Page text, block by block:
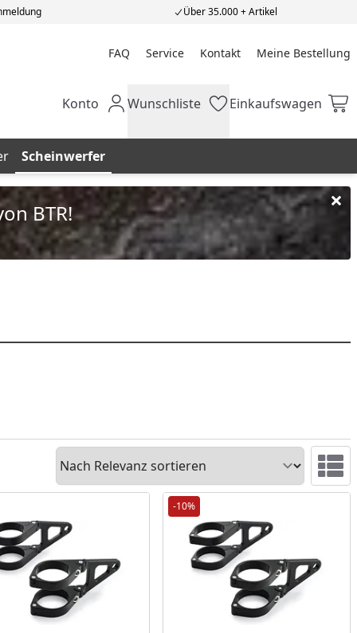
Über 35.000 + Artikel
FAQ Service Kontakt Meine Bestellung
Meine Bestellung
Mein Konto
Konto Wunschliste
Wunschliste Einkaufswagen
Einkaufswagen
Scheinwerfer
BTR!
Sortieren
-10%